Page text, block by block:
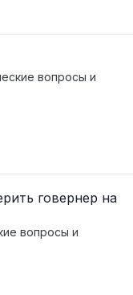
вопросы и
говернер на
вопросы и